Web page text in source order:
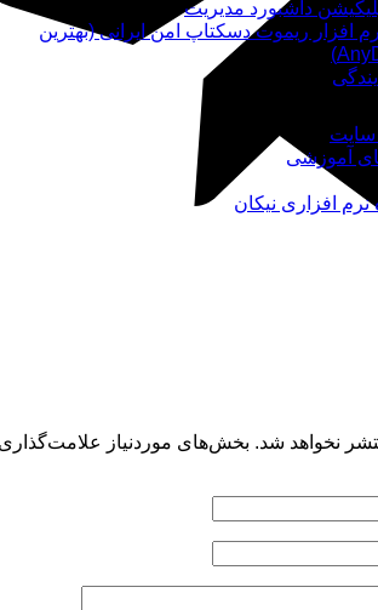
داشبورد مدیریت
افزار ریموت دسکتاپ امن ایرانی (بهترین
آموزشی
نرم افزاری نیکان
نخواهد شد. بخش‌های موردنیاز علامت‌گذاری